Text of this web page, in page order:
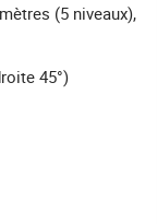
(5 niveaux),
45°)